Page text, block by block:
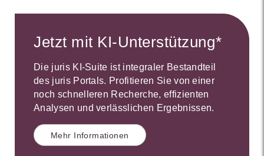
Jetzt mit KI-Unterstützung*
Die juris KI-Suite ist integraler Bestandteil
des juris Portals. Profitieren Sie von einer
noch schnelleren Recherche, effizienten
Analysen und verlässlichen Ergebnissen.
Mehr Informationen